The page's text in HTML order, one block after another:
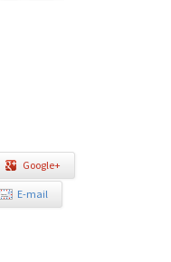
Google+
E-mail